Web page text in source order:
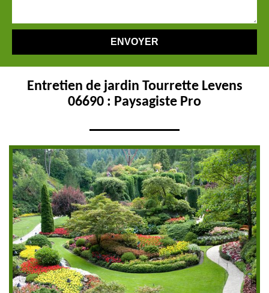
Entretien de jardin Tourrette Levens
06690 : Paysagiste Pro